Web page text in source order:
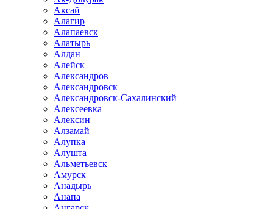
Аксай
Алагир
Алапаевск
Алатырь
Алдан
Алейск
Александров
Александровск
Александровск-Сахалинский
Алексеевка
Алексин
Алзамай
Алупка
Алушта
Альметьевск
Амурск
Анадырь
Анапа